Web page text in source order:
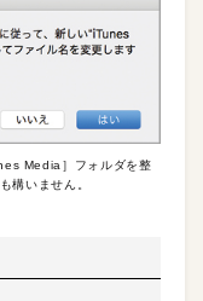
Media］フォルダを整
構いません。